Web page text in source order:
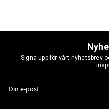
Signa upp för vårt nyhetsbrev